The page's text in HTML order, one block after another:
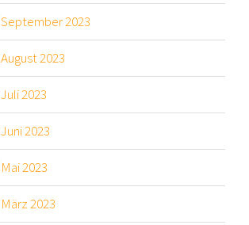
September 2023
August 2023
Juli 2023
Juni 2023
Mai 2023
März 2023